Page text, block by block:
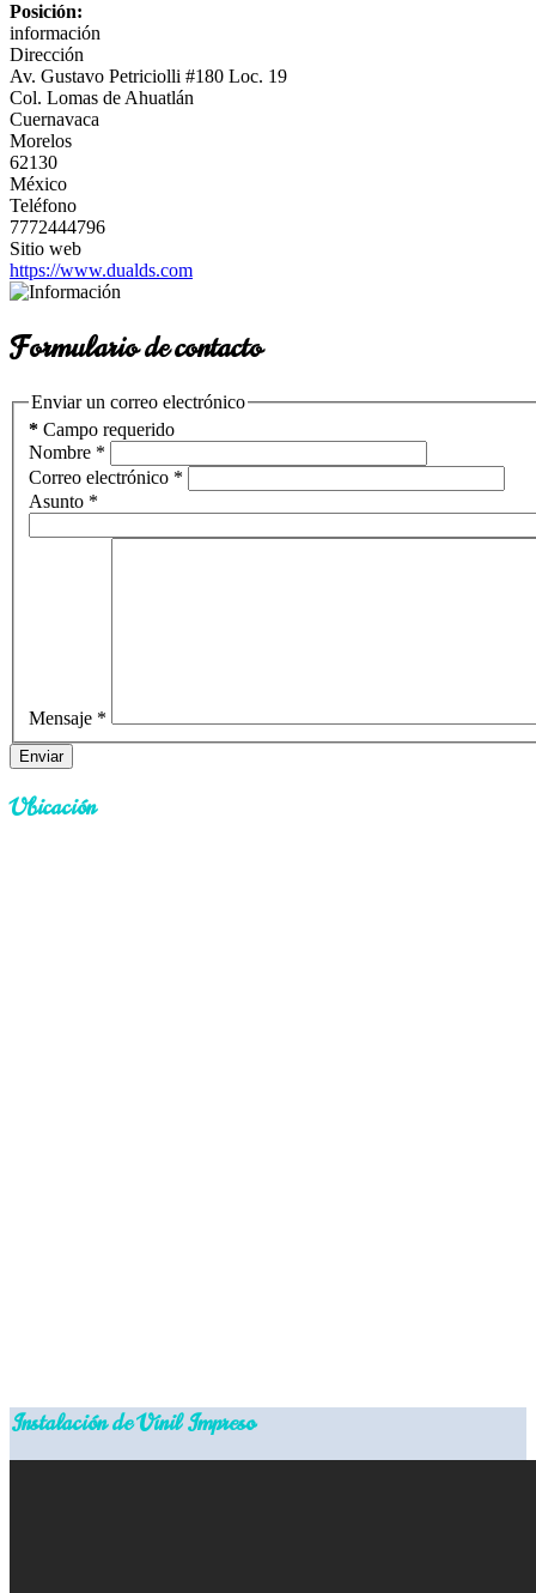
Posición:
información
Dirección
Av. Gustavo Petriciolli #180 Loc. 19
Col. Lomas de Ahuatlán
Cuernavaca
Morelos
62130
México
Teléfono
7772444796
Sitio web
https://www.dualds.com
Formulario de contacto
Enviar un correo electrónico
* Campo requerido
Nombre *
Correo electrónico *
Asunto *
Mensaje *
Enviar
Ubicación
Instalación de Vinil Impreso